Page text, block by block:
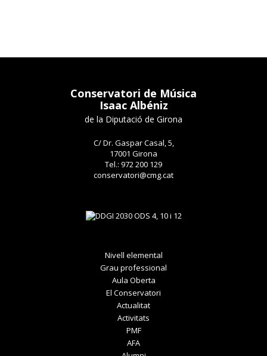
Conservatori de Música
Isaac Albéniz
de la Diputació de Girona
C/ Dr. Gaspar Casal, 5,
17001 Girona
Tel.: 972 200 129
conservatori@cmg.cat
Nivell elemental
Grau professional
Aula Oberta
El Conservatori
Actualitat
Activitats
PMF
AFA